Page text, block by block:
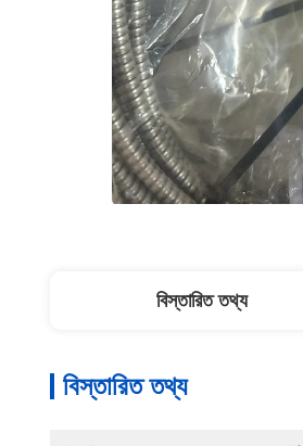
বিস্তারিত তথ্য
বিস্তারিত তথ্য